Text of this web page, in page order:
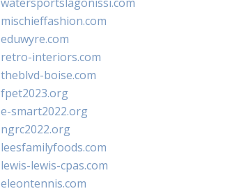
mischieffashion.com
eduwyre.com
retro-interiors.com
theblvd-boise.com
fpet2023.org
e-smart2022.org
ngrc2022.org
leesfamilyfoods.com
lewis-lewis-cpas.com
eleontennis.com